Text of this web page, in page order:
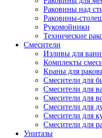
Раковины над
Раковины-
Рукомойники
Технические
Смесители
Изливы для
Комплекты
Краны для
Смесители для
Смесители для
Смесители для
Смесители для
Смесители для
Смесители для
Унитазы